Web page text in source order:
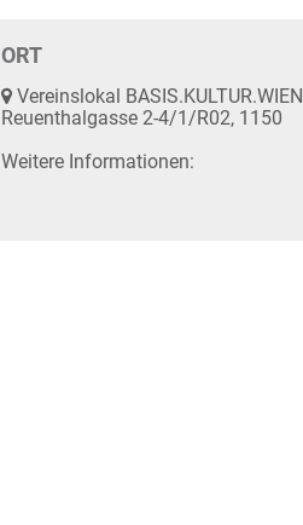
ORT
Vereinslokal BASIS.KULTUR.WIEN
Reuenthalgasse 2-4/1/R02, 1150
Weitere Informationen: